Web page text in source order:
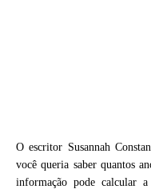
O escritor Susannah
você queria saber quantos
informação pode calcular